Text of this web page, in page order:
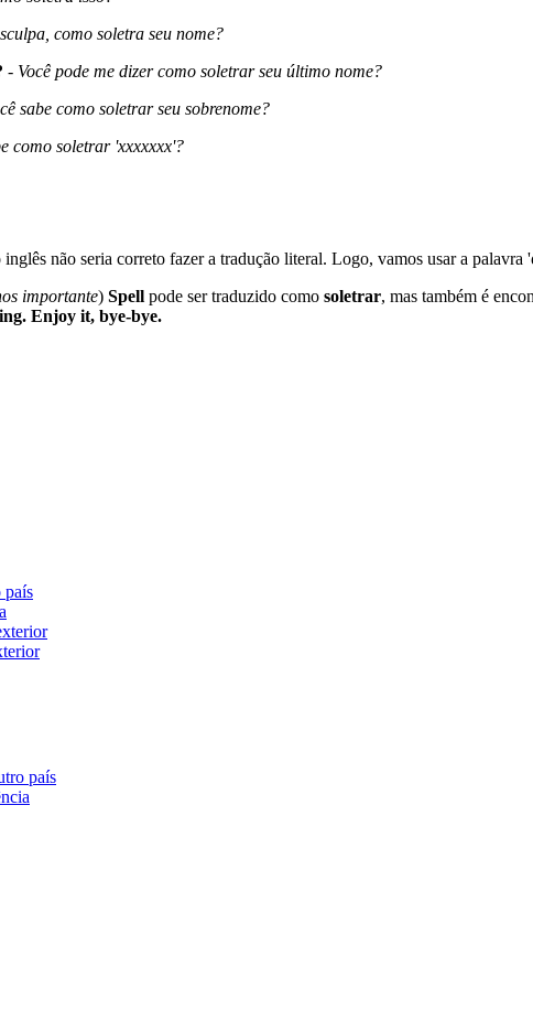
como soletra seu nome?
- Você pode me dizer como soletrar seu último nome?
sabe como soletrar seu sobrenome?
como soletrar 'xxxxxxx'?
inglês não seria correto fazer a tradução literal. Logo, vamos usar a palavra '
importante) Spell pode ser traduzido como soletrar, mas também é
Enjoy it, bye-bye.
país
país